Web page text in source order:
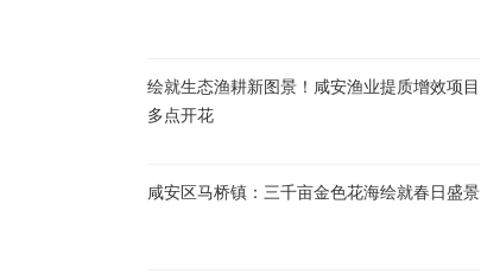
绘就生态渔耕新图景！咸安渔业提质增效项目
多点开花
咸安区马桥镇：三千亩金色花海绘就春日盛景